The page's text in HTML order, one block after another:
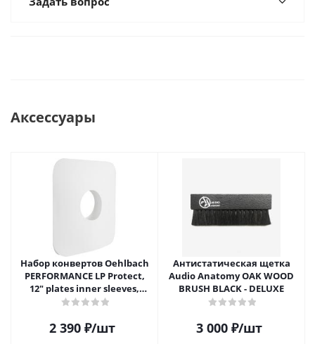
Аксессуары
Набор конвертов Oehlbach
PERFORMANCE LP Protect,
12" plates inner sleeves,
D1C2611
2 390₽/шт
Антистатическая щетка
Audio Anatomy OAK WOOD
BRUSH BLACK - DELUXE
3 000₽/шт